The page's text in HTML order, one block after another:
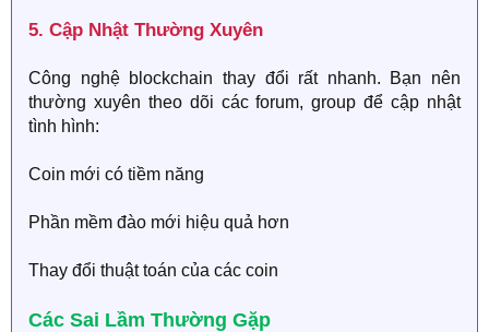
5. Cập Nhật Thường Xuyên​
Công nghệ blockchain thay đổi rất nhanh. Bạn nên
thường xuyên theo dõi các forum, group để cập nhật
tình hình:
Coin mới có tiềm năng
Phần mềm đào mới hiệu quả hơn
Thay đổi thuật toán của các coin
Các Sai Lầm Thường Gặp​